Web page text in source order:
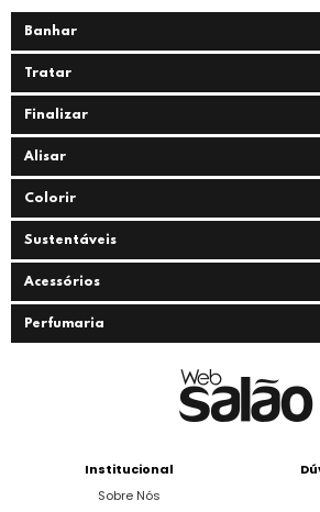
Banhar
Tratar
Finalizar
Alisar
Colorir
Sustentáveis
Acessórios
Perfumaria
Institucional
Sobre Nós